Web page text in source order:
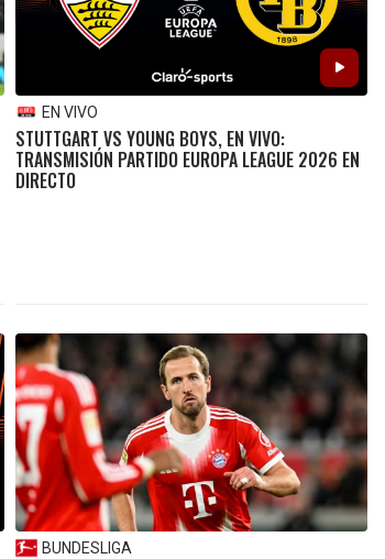
EN VIVO
STUTTGART VS YOUNG BOYS, EN VIVO:
TRANSMISIÓN PARTIDO EUROPA LEAGUE 2026 EN
DIRECTO
BUNDESLIGA